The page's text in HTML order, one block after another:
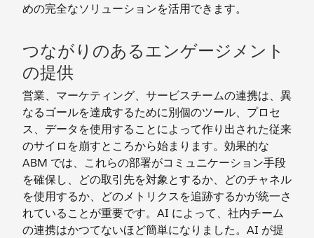
めの完全なソリューションを活用できます。
つながりのあるエンゲージメント
の提供
営業、マーケティング、サービスチームの連携は、異
なるゴールを達成するために別個のツール、プロセ
ス、データを使用することによって作り出された従来
のサイロを崩すところから始まります。効果的な
ABM では、これらの部署がコミュニケーション手段
を確保し、どの取引先を対象とするか、どのチャネル
を使用するか、どのメトリクスを追跡するかが統一さ
れていることが重要です。AI によって、社内チーム
の連携はかつてないほど簡単になりました。AI が提